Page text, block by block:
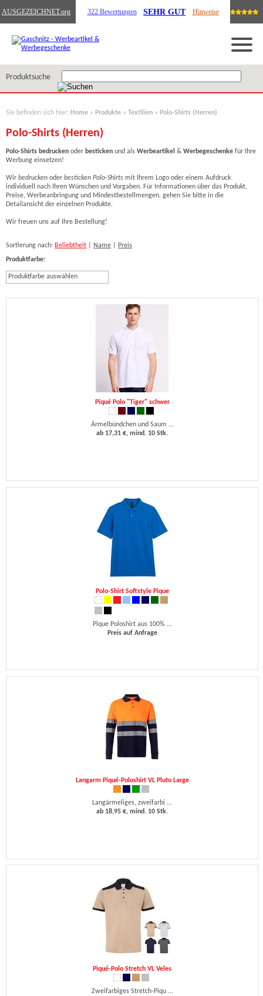
AUSGEZEICHNET.org 322 Bewertungen SEHR GUT Hinweise
Produktsuche
Sie befinden sich hier: Home » Produkte » Textilien » Polo-Shirts (Herren)
Polo-Shirts (Herren)
Polo-Shirts bedrucken oder besticken und als Werbeartikel & Werbegeschenke für Ihre
Werbung einsetzen!
Wir bedrucken oder besticken Polo-Shirts mit Ihrem Logo oder einem Aufdruck
individuell nach Ihren Wünschen und Vorgaben. Für Informationen über das Produkt,
Preise, Werbeanbringung und Mindestbestellmengen, gehen Sie bitte in die
Detailansicht der einzelnen Produkte.
Wir freuen uns auf Ihre Bestellung!
Sortierung nach: Beliebtheit Name
Preis
Produktfarbe:
Produktfarbe auswählen
Piqué Polo "Tiger" schwer
Ärmelbündchen und Saum ...
ab 17,31 €, mind. 10 Stk.
Polo-Shirt Softstyle Pique
Pique Poloshirt aus 100% ...
Preis auf Anfrage
Langarm Piqué-Poloshirt VL Pluto Large
Langärmeliges, zweifarbi ...
ab 18,95 €, mind. 10 Stk.
Piqué-Polo Stretch VL Veles
Zweifarbiges Stretch-Piqu ...